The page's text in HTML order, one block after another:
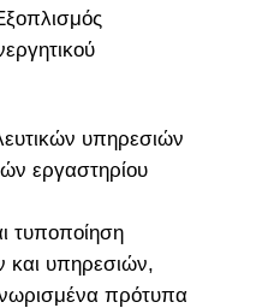
υπηρεσιών
εργαστηρίου
τυποποίηση
και υπηρεσιών,
πρότυπα